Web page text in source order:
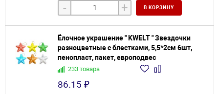
- + В КОРЗИНУ
Ёлочное украшение " KWELT " Звездочки
разноцветные с блестками, 5,5*2см 6шт,
пенопласт, пакет, европодвес
233 товара
86.15 ₽